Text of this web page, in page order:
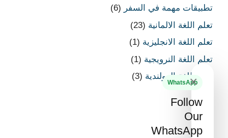
تطبيقات مهمة في السفر (6)
تعلم اللغة الالمانية (23)
تعلم اللغة الانجليزية (1)
تعلم اللغة النرويجية (1)
تعلم اللغة الهولندية (3) ×
WhatsApp
Follow
Our
WhatsApp